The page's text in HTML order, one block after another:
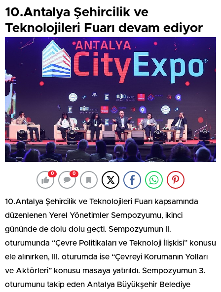
10.Antalya Şehircilik ve
Teknolojileri Fuarı devam ediyor
0 0
10.Antalya Şehircilik ve Teknolojileri Fuarı kapsamında
düzenlenen Yerel Yönetimler Sempozyumu, ikinci
gününde de dolu dolu geçti. Sempozyumun II.
oturumunda “Çevre Politikaları ve Teknoloji İlişkisi” konusu
ele alınırken, III. oturumda ise “Çevreyi Korumanın Yolları
ve Aktörleri” konusu masaya yatırıldı. Sempozyumun 3.
oturumunu takip eden Antalya Büyükşehir Belediye